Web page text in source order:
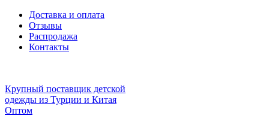
Доставка и оплата
Отзывы
Распродажа
Контакты
Крупный поставщик детской
одежды из Турции и Китая
Оптом